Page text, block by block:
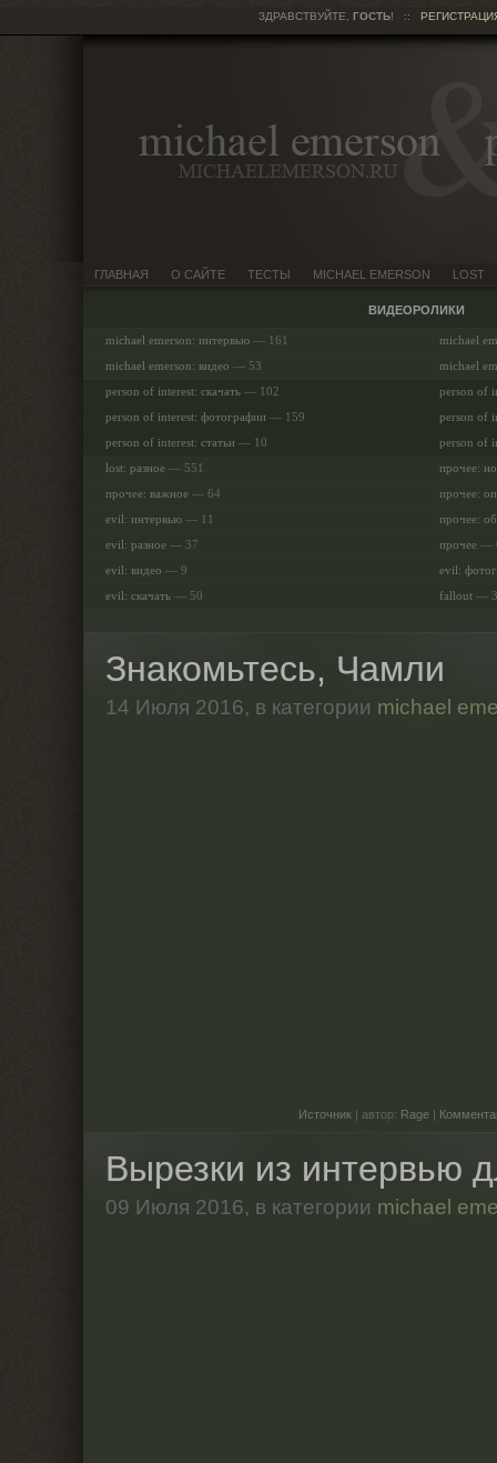
ЗДРАВСТВУЙТЕ,ГОСТЬ! ::
ГЛАВНАЯ О САЙТЕ ТЕСТЫ MICHAEL EMERSON LOST
ВИДЕОРОЛИКИ
michael emerson: интервью — 161 michael
michael emerson: видео — 53 michael
person of interest: скачать — 102 person of
person of interest: фотографии — 159 person of
person of interest: статьи — 10 person of
lost: разное — 551 прочее:
прочее: важное — 64 прочее:
evil: интервью — 11 прочее:
evil: разное — 37 прочее —
evil: видео — 9 evil:
evil: скачать — 50 fallout — 3
Знакомьтесь, Чамли
14 Июля 2016, в категории michael
Источник | автор: Rage |
Вырезки из интервью
09 Июля 2016, в категории michael